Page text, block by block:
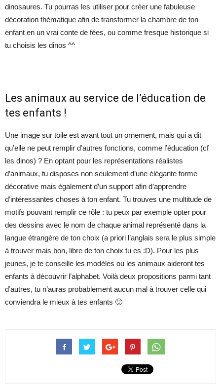
dinosaures. Tu pourras les utiliser pour créer une fabuleuse
décoration thématique afin de transformer la chambre de ton
enfant en un vrai conte de fées, ou comme fresque historique si
tu choisis les dinos ^^
Les animaux au service de l’éducation de
tes enfants !
Une image sur toile est avant tout un ornement, mais qui a dit
qu’elle ne peut remplir d’autres fonctions, comme l’éducation (cf
les dinos) ? En optant pour les représentations réalistes
d’animaux, tu disposes non seulement d’une élégante forme
décorative mais également d’un support afin d’apprendre
d’intéressantes choses à ton enfant. Tu trouves une multitude de
motifs pouvant remplir ce rôle : tu peux par exemple opter pour
des dessins avec le nom de chaque animal représenté dans la
langue étrangère de ton choix (a priori l’anglais sera le plus simple
à trouver mais bon, libre de ton choix tu es :D). Pour les plus
jeunes, je te conseille les modèles ou les animaux aideront tes
enfants à découvrir l’alphabet. Voilà deux propositions parmi tant
d’autres, tu n’auras probablement aucun mal à trouver celle qui
conviendra le mieux à tes enfants 🙂